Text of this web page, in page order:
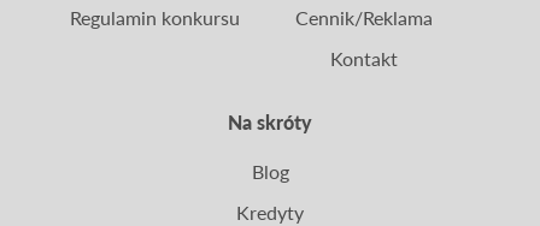
Na skróty
Regulamin konkursu
Cennik/Reklama
Kontakt
Blog
Kredyty